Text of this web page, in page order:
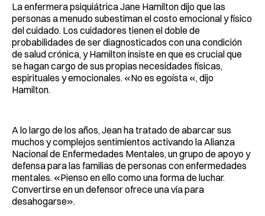
La enfermera psiquiátrica Jane Hamilton dijo que las
personas a menudo subestiman el costo emocional y físico
del cuidado. Los cuidadores tienen el doble de
probabilidades de ser diagnosticados con una condición
de salud crónica, y Hamilton insiste en que es crucial que
se hagan cargo de sus propias necesidades físicas,
espirituales y emocionales. «No es egoísta «, dijo
Hamilton.
A lo largo de los años, Jean ha tratado de abarcar sus
muchos y complejos sentimientos activando la Alianza
Nacional de Enfermedades Mentales, un grupo de apoyo y
defensa para las familias de personas con enfermedades
mentales. «Pienso en ello como una forma de luchar.
Convertirse en un defensor ofrece una vía para
desahogarse».